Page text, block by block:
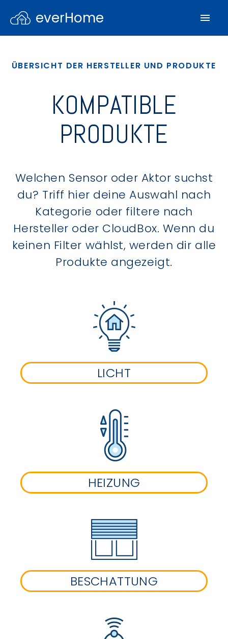
everHome
ÜBERSICHT DER HERSTELLER UND PRODUKTE
KOMPATIBLE
PRODUKTE
Welchen Sensor oder Aktor suchst
du? Triff hier deine Auswahl nach
Kategorie oder filtere nach
Hersteller oder CloudBox. Wenn du
keinen Filter wählst, werden dir alle
Produkte angezeigt.
LICHT
HEIZUNG
BESCHATTUNG